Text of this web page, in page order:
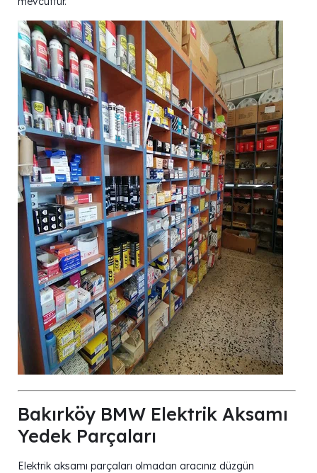
Bakırköy BMW Elektrik Aksamı
Yedek Parçaları
Elektrik aksamı parçaları olmadan aracınız düzgün